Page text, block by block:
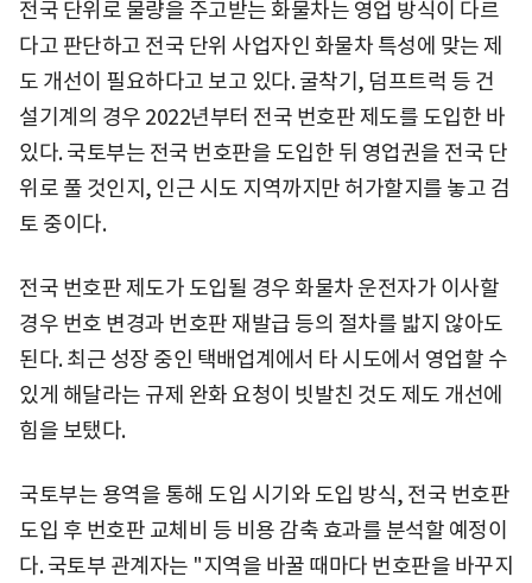
전국 단위로 물량을 주고받는 화물차는 영업 방식이 다르
다고 판단하고 전국 단위 사업자인 화물차 특성에 맞는 제
도 개선이 필요하다고 보고 있다. 굴착기, 덤프트럭 등 건
설기계의 경우 2022년부터 전국 번호판 제도를 도입한 바
있다. 국토부는 전국 번호판을 도입한 뒤 영업권을 전국 단
위로 풀 것인지, 인근 시도 지역까지만 허가할지를 놓고 검
토 중이다.
전국 번호판 제도가 도입될 경우 화물차 운전자가 이사할
경우 번호 변경과 번호판 재발급 등의 절차를 밟지 않아도
된다. 최근 성장 중인 택배업계에서 타 시도에서 영업할 수
있게 해달라는 규제 완화 요청이 빗발친 것도 제도 개선에
힘을 보탰다.
국토부는 용역을 통해 도입 시기와 도입 방식, 전국 번호판
도입 후 번호판 교체비 등 비용 감축 효과를 분석할 예정이
다. 국토부 관계자는 "지역을 바꿀 때마다 번호판을 바꾸지